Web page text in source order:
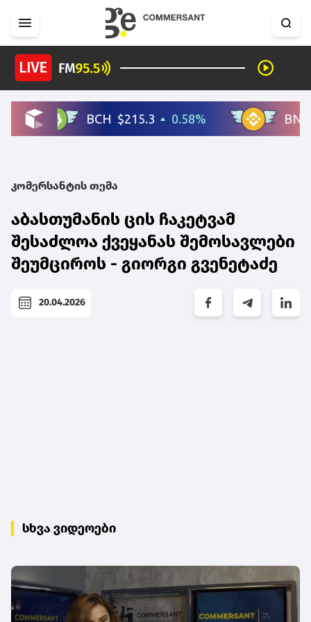
კომერსანტის თემა
აბასთუმანის ცის ჩაკეტვამ
შესაძლოა ქვეყანას შემოსავლები
შეუმციროს - გიორგი გვენეტაძე
20.04.2026
სხვა ვიდეოები